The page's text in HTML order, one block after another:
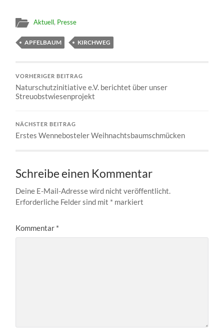
Aktuell, Presse
APFELBAUM KIRCHWEG
VORHERIGER BEITRAG
Naturschutzinitiative e.V. berichtet über unser
Streuobstwiesenprojekt
NÄCHSTER BEITRAG
Erstes Wennebosteler Weihnachtsbaumschmücken
Schreibe einen Kommentar
Deine E-Mail-Adresse wird nicht veröffentlicht.
Erforderliche Felder sind mit * markiert
Kommentar *